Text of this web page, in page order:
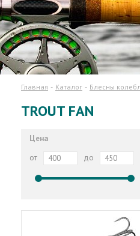
Главная Каталог Блесны
TROUT FAN
Цена
от
до